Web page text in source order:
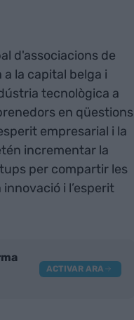
d'associacions de
la capital belga i
tecnològica a
en qüestions
empresarial i la
incrementar la
per compartir les
i l’esperit
ACTIVAR ARA